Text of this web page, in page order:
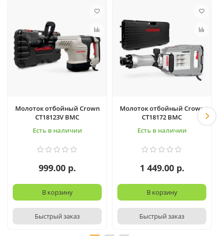
Молоток отбойный Crown
CT18123V BMC
Есть в наличии
999.00 р.
В корзину
Быстрый заказ
Молоток отбойный Crown
CT18172 BMC
Есть в наличии
1 449.00 р.
В корзину
Быстрый заказ